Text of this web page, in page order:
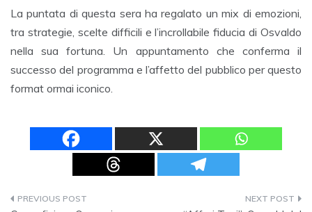
La puntata di questa sera ha regalato un mix di emozioni,
tra strategie, scelte difficili e l’incrollabile fiducia di Osvaldo
nella sua fortuna. Un appuntamento che conferma il
successo del programma e l’affetto del pubblico per questo
format ormai iconico.
Navigazione